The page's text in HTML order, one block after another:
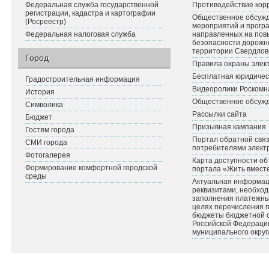
Федеральная служба государственной
регистрации, кадастра и картографии
(Росреестр)
Федеральная налоговая служба
Город
Градостроительная информация
История
Символика
Бюджет
Гостям города
СМИ города
Фотогалерея
Формирование комфортной городской
среды
Противодействие
Общественное
мероприятий и
направленных на
безопасности
территории
Правила охраны
Бесплатная
Видеоролики
Общественное
Рассылки сайта
Призывная кампания
Портал обратной
потребителями
Карта доступности
портала «Жить
Актуальная
реквизитами,
заполнения
целях перечисления
бюджеты бюджетной
Российской
муниципального